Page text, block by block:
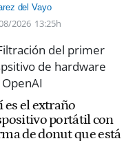
del Vayo
2026 13:25h
es el extraño
portátil con
de donut que está